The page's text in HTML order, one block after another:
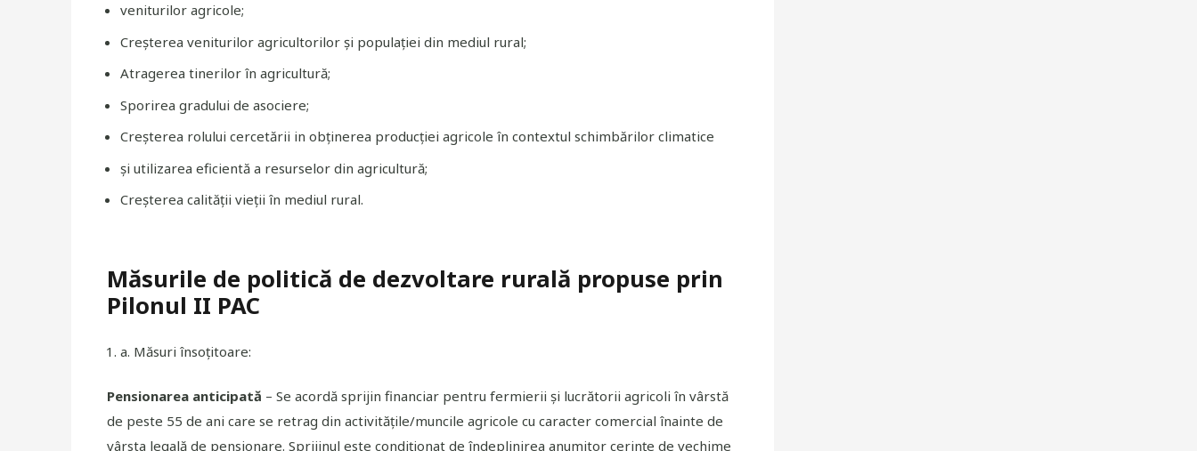
veniturilor agricole;
Creșterea veniturilor agricultorilor și populației din mediul rural;
Atragerea tinerilor în agricultură;
Sporirea gradului de asociere;
Creșterea rolului cercetării in obținerea producției agricole în contextul schimbărilor climatice
și utilizarea eficientă a resurselor din agricultură;
Creșterea calității vieții în mediul rural.
Măsurile de politică de dezvoltare rurală propuse prin
Pilonul II PAC
a. Măsuri însoţitoare:
Pensionarea anticipată – Se acordă sprijin financiar pentru fermierii şi lucrătorii agricoli în vârstă
de peste 55 de ani care se retrag din activităţile/muncile agricole cu caracter comercial înainte de
vârsta legală de pensionare. Sprijinul este condiţionat de îndeplinirea anumitor cerinţe de vechime